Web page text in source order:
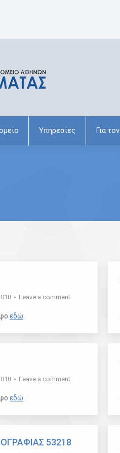
Υπηρεσίες Για
Leave a comment
εδώ
Leave a comment
εδώ
53218